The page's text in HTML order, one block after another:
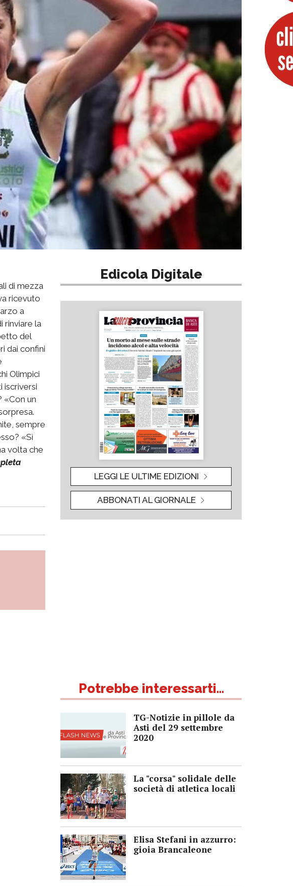
di mezza
ricevuto
a
rinviare la
del
dai confini
Olimpici
iscriversi
«Con un
sempre
«Sì
volta che
Edicola Digitale
LEGGI LE ULTIME EDIZIONI
ABBONATI AL GIORNALE
Potrebbe interessarti...
TG-Notizie in pillole da
Asti del 29 settembre
2020
La "corsa" solidale delle
società di atletica locali
Elisa Stefani in azzurro:
gioia Brancaleone